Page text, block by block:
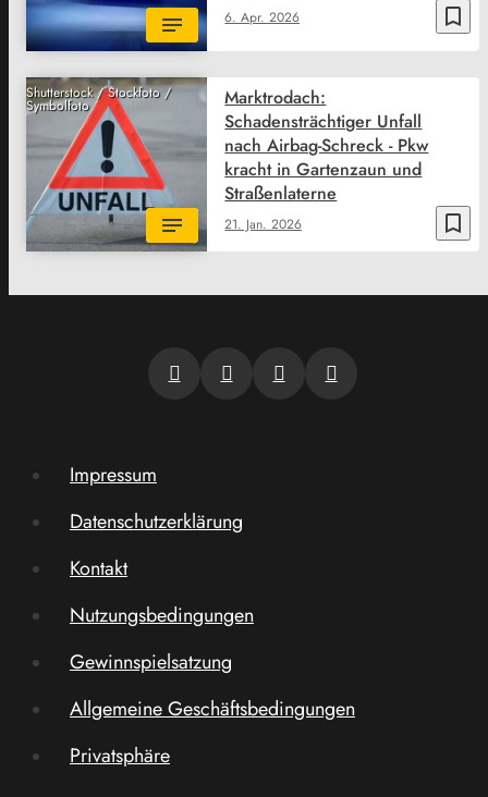
bookmark_border
6. Apr. 2026
Shutterstock / Stockfoto /
Symbolfoto
bookmark_border
21. Jan. 2026
Marktrodach:
Schadensträchtiger Unfall
nach Airbag-Schreck - Pkw
kracht in Gartenzaun und
Straßenlaterne
Impressum
Datenschutzerklärung
Kontakt
Nutzungsbedingungen
Gewinnspielsatzung
Allgemeine Geschäftsbedingungen
Privatsphäre